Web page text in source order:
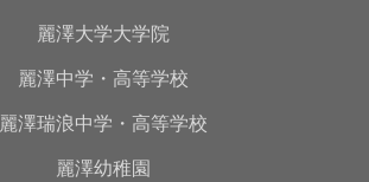
麗澤大学大学院
麗澤中学・高等学校
麗澤瑞浪中学・高等学校
麗澤幼稚園